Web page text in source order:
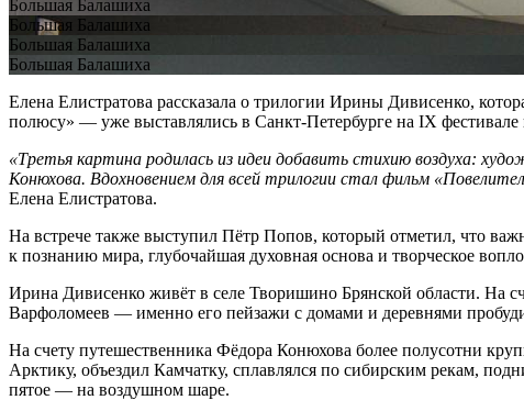
Большая Балашиха
Большая Балашиха
Большая Балашиха
Большая Балашиха
Елена Елистратова рассказала о трилогии Ирины Дивисенко,
полюсу» — уже выставлялись в Санкт-Петербурге на IX
«Третья картина родилась из идеи добавить стихию воздуха:
Конюхова. Вдохновением для всей трилогии стал фильм
Елена Елистратова.
На встрече также выступил Пётр Попов, который отметил, что
к познанию мира, глубочайшая духовная основа и творческое
Ирина Дивисенко живёт в селе Творишино Брянской области. На
Варфоломеев — именно его пейзажи с домами и деревнями
На счету путешественника Фёдора Конюхова более полусотни
Арктику, объездил Камчатку, сплавлялся по сибирским рекам,
пятое — на воздушном шаре.